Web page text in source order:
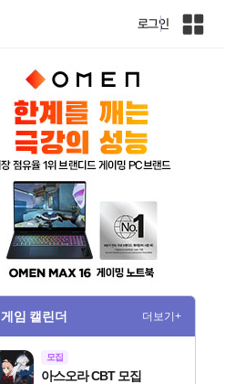
로그인
인
게임 캘린더 더보기+
모집
아스오라 CBT 모집